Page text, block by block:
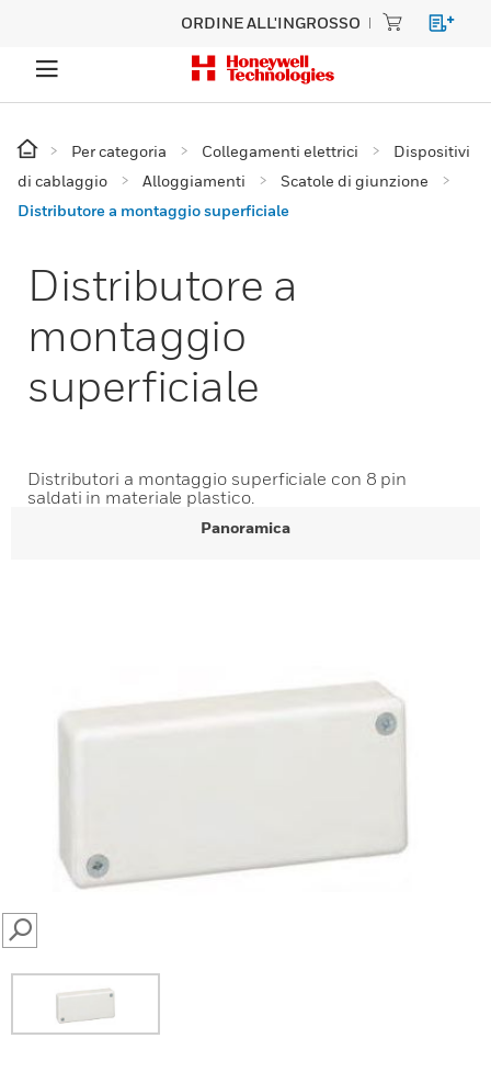
ORDINE ALL'INGROSSO
Per categoria Collegamenti elettrici
Dispositivi
di cablaggio
Alloggiamenti
Scatole di giunzione
Distributore a montaggio superficiale
Distributore a
montaggio
superficiale
Distributori a montaggio superficiale con 8 pin
saldati in materiale plastico.
Panoramica
SEARCH